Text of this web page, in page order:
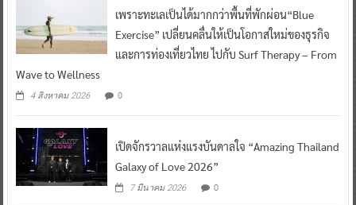
เพราะทะเลเป็นได้มากกว่าพื้นที่พักผ่อน“Blue
Exercise” เปลี่ยนคลื่นให้เป็นโอกาสใหม่ของธุรกิจ
และการท่องเที่ยวไทย ไปกับ Surf Therapy – From
Wave to Wellness
4 สิงหาคม 2026 0
เปิดจักรวาลแห่งแรงบันดาลใจ “Amazing Thailand
Galaxy of Love 2026”
7 มีนาคม 2026 0